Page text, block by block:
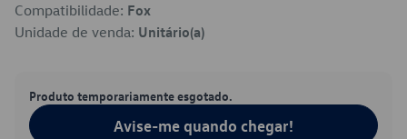
Compatibilidade: Fox
Unidade de venda: Unitário(a)
Produto temporariamente esgotado.
Avise-me quando chegar!